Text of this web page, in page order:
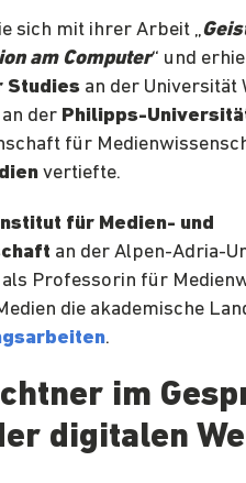
sich mit ihrer Arbeit „
am Computer“ und
Studies an der Universität
der Philipps-
für
vertiefte.
für Medien- und
an der Alpen-Adria-
Professorin für
die akademische
.
im
digitalen